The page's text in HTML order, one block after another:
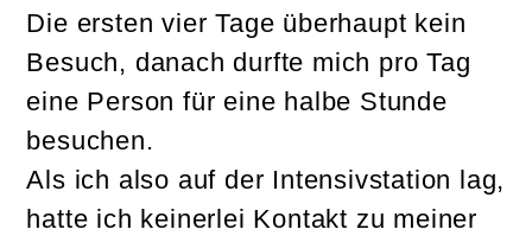
Die ersten vier Tage überhaupt kein
Besuch, danach durfte mich pro Tag
eine Person für eine halbe Stunde
besuchen.
Als ich also auf der Intensivstation lag,
hatte ich keinerlei Kontakt zu meiner